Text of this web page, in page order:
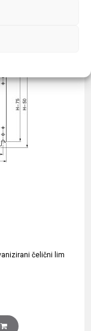
čelični lim
V1000xŠ800mm,